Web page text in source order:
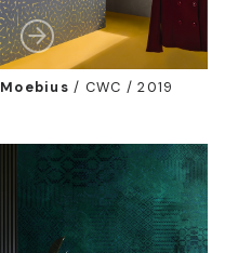
Moebius / CWC / 2019